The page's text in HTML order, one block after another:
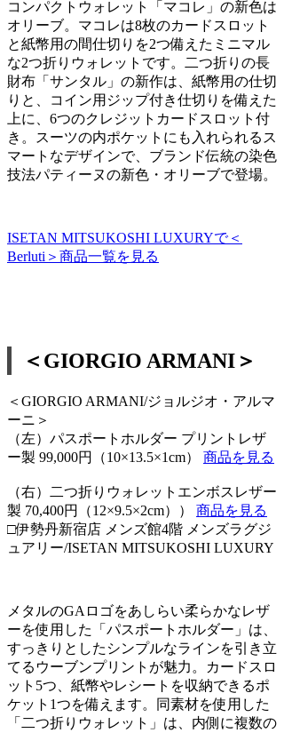
コンパクトウォレット「マコレ」の新色は
オリーブ。マコレは8枚のカードスロット
と紙幣用の間仕切りを2つ備えたミニマル
な2つ折りウォレットです。二つ折りの長
財布「サンタル」の新作は、紙幣用の仕切
りと、コイン用ジップ付き仕切りを備えた
上に、6つのクレジットカードスロット付
き。スーツの内ポケットにも入れられるス
マートなデザインで、ブランド伝統の染色
技法パティーヌの新色・オリーブで登場。
ISETAN MITSUKOSHI LUXURYで＜
Berluti＞商品一覧を見る
＜GIORGIO ARMANI＞
＜GIORGIO ARMANI/ジョルジオ・アルマ
ーニ＞
（左）パスポートホルダー プリントレザ
ー製 99,000円（10×13.5×1cm） 商品を見る
（右）二つ折りウォレットエンボスレザー
製 70,400円（12×9.5×2cm）） 商品を見る
□伊勢丹新宿店 メンズ館4階 メンズラグジ
ュアリー/ISETAN MITSUKOSHI LUXURY
メタルのGAロゴをあしらい柔らかなレザ
ーを使用した「パスポートホルダー」は、
すっきりとしたシンプルなラインを引き立
てるウーブンプリントが魅力。カードスロ
ット5つ、紙幣やレシートを収納できるポ
ケット1つを備えます。同素材を使用した
「二つ折りウォレット」は、内側に複数の